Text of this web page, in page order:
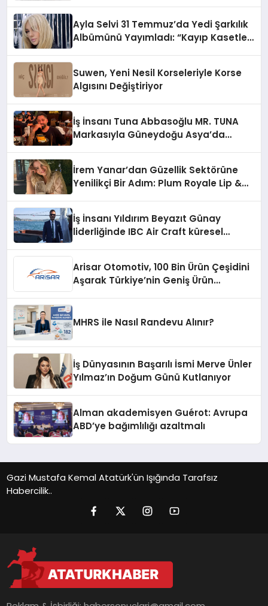
Ayla Selvi 31 Temmuz’da Yedi Şarkılık
Albümünü Yayımladı: “Kayıp Kasetler
Suwen, Yeni Nesil Korseleriyle Korse
Algısını Değiştiriyor
İş İnsanı Tuna Abbasoğlu MR. TUNA
Markasıyla Güneydoğu Asya’da
İrem Yanar’dan Güzellik Sektörüne
Yenilikçi Bir Adım: Plum Royale Lip &
İş İnsanı Yıldırım Beyazıt Günay
liderliğinde IBC Air Craft küresel
Arisar Otomotiv, 100 Bin Ürün Çeşidini
Aşarak Türkiye’nin Geniş Ürün
MHRS ile Nasıl Randevu Alınır?
İş Dünyasının Başarılı İsmi Merve Ünler
Yılmaz’ın Doğum Günü Kutlanıyor
Alman akademisyen Guérot: Avrupa
ABD’ye bağımlılığı azaltmalı
Gazi Mustafa Kemal Atatürk'ün Işığında Tarafsız
Habercilik..